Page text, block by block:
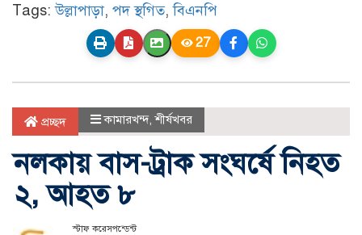
Tags:উল্লাপাড়া, পদ স্থগিত,বিএনপি
27
প্রচ্ছদ কামারখন্দ,শীর্ষখবর
নলকায় বাস-ট্রাক সংঘর্ষে নিহত
২, আহত ৮
স্টাফ করেসপন্ডেন্ট